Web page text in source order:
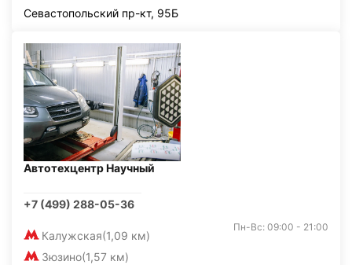
Севастопольский пр-кт, 95Б
Автотехцентр Научный
+7 (499) 288-05-36
Калужская(1,09 км)
Зюзино(1,57 км)
Пн-Вс: 09:00 - 21:00